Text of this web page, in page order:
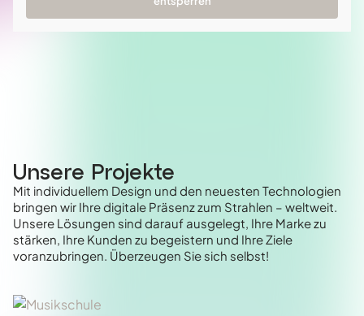
Unsere Projekte
Mit individuellem Design und den neuesten Technologien
bringen wir Ihre digitale Präsenz zum Strahlen – weltweit.
Unsere Lösungen sind darauf ausgelegt, Ihre Marke zu
stärken, Ihre Kunden zu begeistern und Ihre Ziele
voranzubringen. Überzeugen Sie sich selbst!